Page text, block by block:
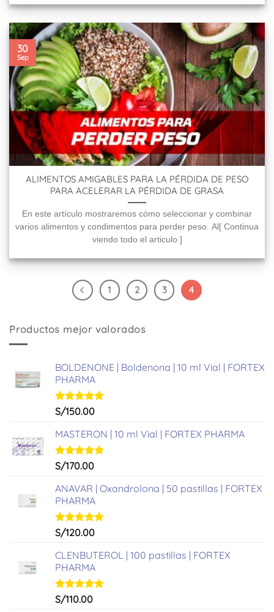
ALIMENTOS AMIGABLES PARA LA PÉRDIDA DE PESO
PARA ACELERAR LA PÉRDIDA DE GRASA
En este artículo mostraremos cómo seleccionar y combinar
varios alimentos y condimentos para perder peso. Al[ Continua
viendo todo el articulo ]
30
Sep
1 2 3 4
Productos mejor valorados
BOLDENONE | Boldenona | 10 ml Vial | FORTEX
PHARMA
Valorado
de 5
S/150.00
MASTERON | 10 ml Vial | FORTEX PHARMA
Valorado
de 5
S/170.00
ANAVAR | Oxandrolona | 50 pastillas | FORTEX
PHARMA
Valorado
de 5
S/120.00
CLENBUTEROL | 100 pastillas | FORTEX
PHARMA
Valorado
S/110.00